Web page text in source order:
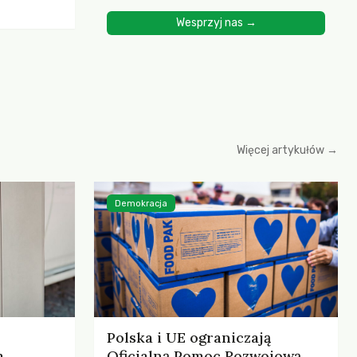
Wesprzyj nas →
Więcej artykułów →
Polska i UE ograniczają
Demokracja